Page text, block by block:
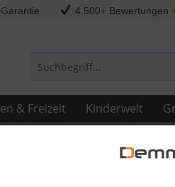
4.500+ Bewertungen
& Freizeit Kinderwelt